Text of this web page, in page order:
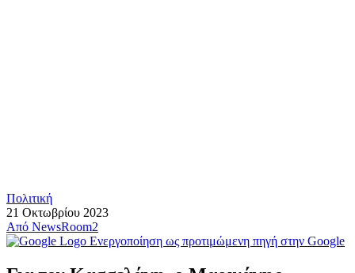
Πολιτική
21 Οκτωβρίου 2023
Από NewsRoom2
Ενεργοποίηση ως προτιμώμενη πηγή στην Google